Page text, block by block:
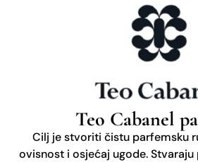
Teo Cabanel
Cilj je stvoriti čistu parfemsku
ovisnost i osjećaj ugode.